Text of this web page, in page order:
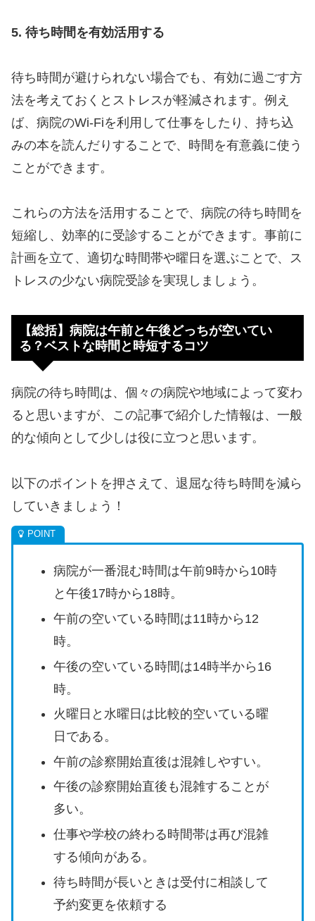
5. 待ち時間を有効活用する
待ち時間が避けられない場合でも、有効に過ごす方
法を考えておくとストレスが軽減されます。例え
ば、病院のWi-Fiを利用して仕事をしたり、持ち込
みの本を読んだりすることで、時間を有意義に使う
ことができます。
これらの方法を活用することで、病院の待ち時間を
短縮し、効率的に受診することができます。事前に
計画を立て、適切な時間帯や曜日を選ぶことで、ス
トレスの少ない病院受診を実現しましょう。
【総括】病院は午前と午後どっちが空いてい
る？ベストな時間と時短するコツ
病院の待ち時間は、個々の病院や地域によって変わ
ると思いますが、この記事で紹介した情報は、一般
的な傾向として少しは役に立つと思います。
以下のポイントを押さえて、退屈な待ち時間を減ら
していきましょう！
病院が一番混む時間は午前9時から10時
と午後17時から18時。
午前の空いている時間は11時から12
時。
午後の空いている時間は14時半から16
時。
火曜日と水曜日は比較的空いている曜
日である。
午前の診察開始直後は混雑しやすい。
午後の診察開始直後も混雑することが
多い。
仕事や学校の終わる時間帯は再び混雑
する傾向がある。
待ち時間が長いときは受付に相談して
予約変更を依頼する